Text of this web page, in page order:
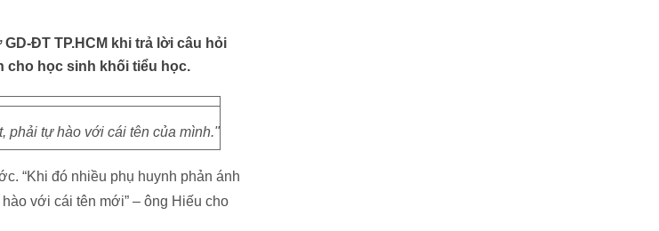
ĐT TP.HCM khi trả lời câu hỏi
cho học sinh khối tiểu học.
phải tự hào với cái tên của mình."
“Khi đó nhiều phụ huynh phản ánh
với cái tên mới” – ông Hiếu cho